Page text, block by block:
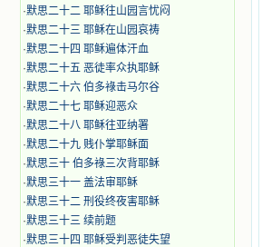
·默思二十二 耶稣往山园言忧闷
·默思二十三 耶稣在山园哀祷
·默思二十四 耶稣遍体汗血
·默思二十五 恶徒率众执耶稣
·默思二十六 伯多祿击马尔谷
·默思二十七 耶稣迎恶众
·默思二十八 耶稣往亚纳署
·默思二十九 贱仆掌耶稣面
·默思三十 伯多祿三次背耶稣
·默思三十一 盖法审耶稣
·默思三十二 刑役终夜害耶稣
·默思三十三 续前题
·默思三十四 耶稣受判恶徒失望